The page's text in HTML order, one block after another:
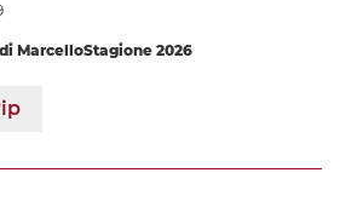
MarcelloStagione 2026